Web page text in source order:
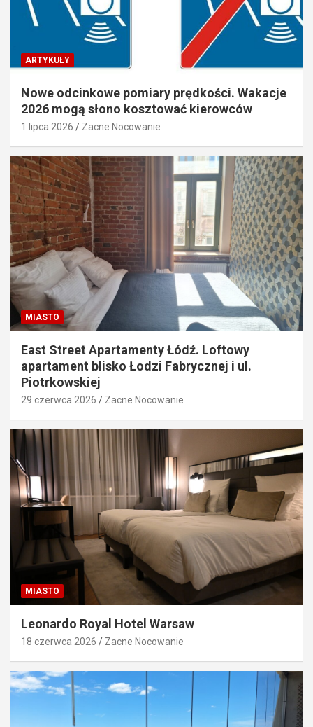
ARTYKUŁY
Nowe odcinkowe pomiary prędkości. Wakacje
2026 mogą słono kosztować kierowców
1 lipca 2026 Zacne Nocowanie
MIASTO
East Street Apartamenty Łódź. Loftowy
apartament blisko Łodzi Fabrycznej i ul.
Piotrkowskiej
29 czerwca 2026 Zacne Nocowanie
MIASTO
Leonardo Royal Hotel Warsaw
18 czerwca 2026 Zacne Nocowanie